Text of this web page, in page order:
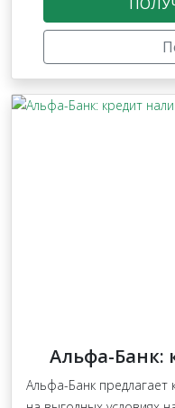
Альфа-Банк:
Альфа-Банк предлагает